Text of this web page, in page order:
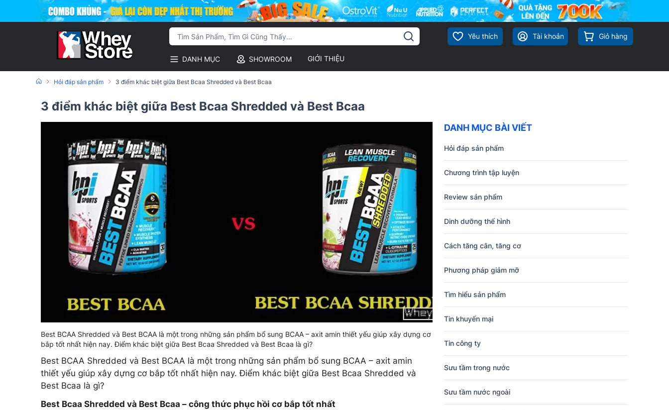
Yêu thích Tài khoản Giỏ hàng
DANH MỤC SHOWROOM GIỚI THIỆU
Hỏi đáp sản phẩm 3 điểm khác biệt giữa Best Bcaa Shredded và Best Bcaa
3 điểm khác biệt giữa Best Bcaa Shredded và Best Bcaa
Best BCAA Shredded và Best BCAA là một trong những sản phẩm bổ sung BCAA – axit amin thiết yếu giúp xây dựng cơ
bắp tốt nhất hiện nay. Điểm khác biệt giữa Best Bcaa Shredded và Best Bcaa là gì?
Best BCAA Shredded và Best BCAA là một trong những sản phẩm bổ sung BCAA – axit amin
thiết yếu giúp xây dựng cơ bắp tốt nhất hiện nay. Điểm khác biệt giữa Best Bcaa Shredded và
Best Bcaa là gì?
Best Bcaa Shredded và Best Bcaa – công thức phục hồi cơ bắp tốt nhất
DANH MỤC BÀI VIẾT
Hỏi đáp sản phẩm
Chương trình tập luyện
Review sản phẩm
Dinh dưỡng thể hình
Cách tăng cân, tăng cơ
Phương pháp giảm mỡ
Tìm hiểu sản phẩm
Tin khuyến mại
Tin công ty
Sưu tầm trong nước
Sưu tầm nước ngoài